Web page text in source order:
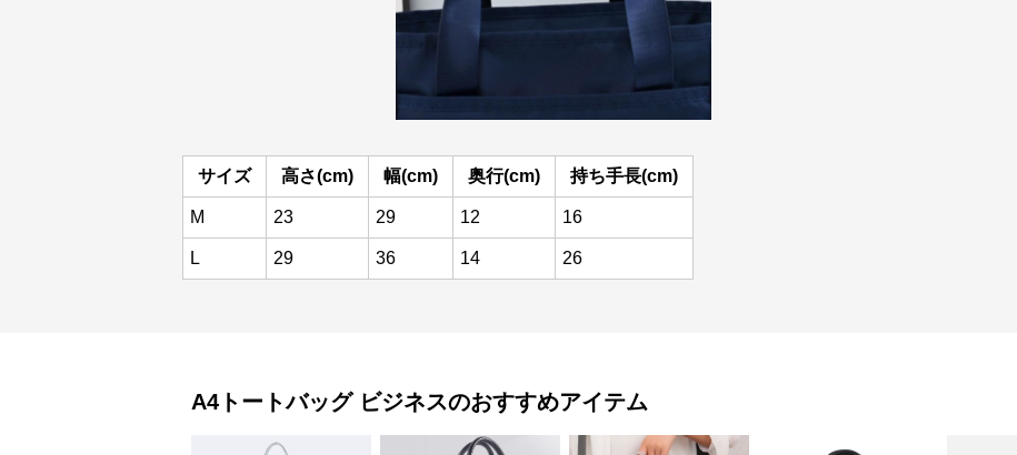
サイズ 高さ(cm) 幅(cm) 奥行(cm) 持ち手長(cm)
M 23 29 12 16
L 29 36 14 26
A4トートバッグ ビジネスのおすすめアイテム